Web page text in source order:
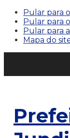
Pular para
Pular para
Pular para
Mapa do